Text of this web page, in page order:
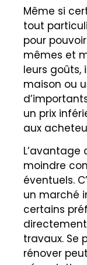
Même si
tout
pour
mêmes et
leurs goûts,
maison ou
un prix
aux
moindre
éventuels.
un marché
certains
travaux. Se
rénover